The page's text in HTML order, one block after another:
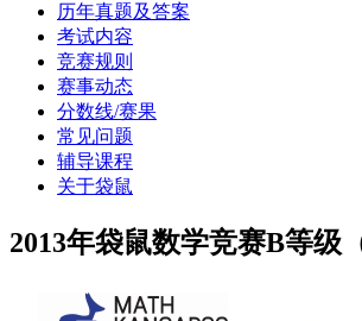
历年真题及答案
考试内容
竞赛规则
赛事动态
分数线/赛果
常见问题
辅导课程
关于袋鼠
2013年袋鼠数学竞赛B等级